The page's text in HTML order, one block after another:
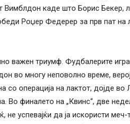
Вимблдон каде што Борис Бекер,
Роџер Федерер за прв пат на
важен триумф. Фудбалерите
во многу неповолно време,
со операција на лактот, дојде
Во финалето на „Квинс“, две
успевајќи да ја искористи